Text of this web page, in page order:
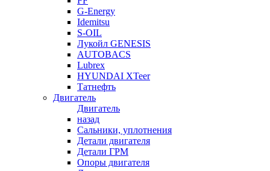
G-Energy
Idemitsu
S-OIL
Лукойл GENESIS
AUTOBACS
Lubrex
HYUNDAI XTeer
Татнефть
Двигатель
Двигатель
назад
Сальники, уплотнения
Детали двигателя
Детали ГРМ
Опоры двигателя